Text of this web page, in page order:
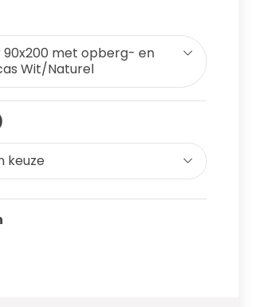
90x200 met opberg- en
Wit/Naturel
keuze